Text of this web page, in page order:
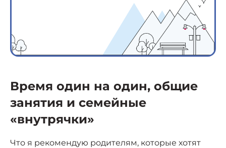
Время один на один, общие
занятия и семейные
«внутрячки»
Что я рекомендую родителям, которые хотят